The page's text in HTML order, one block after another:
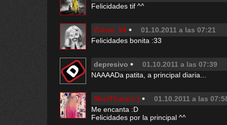
Felicidades tif ^^
Zaisei_94
01.10.2011 a las 07:21
Felicidades bonita :33
depresivo
01.10.2011 a las 07:39
NAAAADa patita, a principal diaria...
SheiTharsis:)
01.10.2011 a las
Me encanta :D
Felicidades por la principal ^^